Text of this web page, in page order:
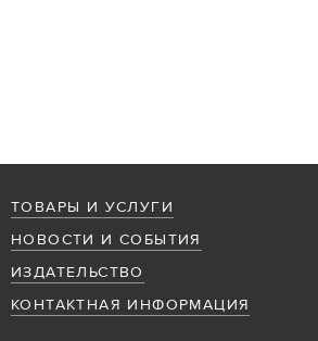
ТОВАРЫ И УСЛУГИ
НОВОСТИ И СОБЫТИЯ
ИЗДАТЕЛЬСТВО
КОНТАКТНАЯ ИНФОРМАЦИЯ